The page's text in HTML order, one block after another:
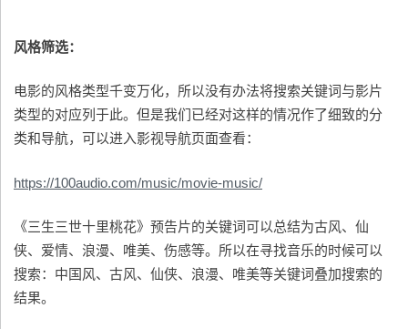
风格筛选：
电影的风格类型千变万化，所以没有办法将搜索关键词与影片
类型的对应列于此。但是我们已经对这样的情况作了细致的分
类和导航，可以进入影视导航页面查看：
https://100audio.com/music/movie-music/
《三生三世十里桃花》预告片的关键词可以总结为古风、仙
侠、爱情、浪漫、唯美、伤感等。所以在寻找音乐的时候可以
搜索：中国风、古风、仙侠、浪漫、唯美等关键词叠加搜索的
结果。